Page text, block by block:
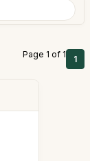
Page 1 of 1 1